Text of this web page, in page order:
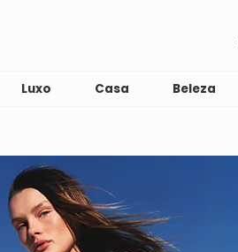
Luxo Casa Beleza